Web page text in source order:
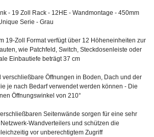
- 19 Zoll Rack - 12HE - Wandmontage - 450mm
Serie - Grau
19-Zoll Format verfügt über 12 Höheneinheiten zur
wie Patchfeld, Switch, Steckdosenleiste oder
Einbautiefe beträgt 37 cm
Öffnungen in Boden, Dach und der
je nach Bedarf verwendet werden können - Die
Öffnungswinkel von 210°
Seitenwände sorgen für eine sehr
Wandverteilers und schützen die
vor unberechtigtem Zugriff